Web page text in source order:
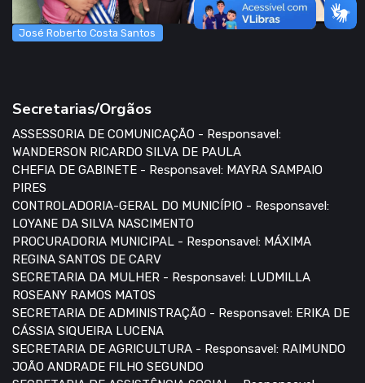
José Roberto Costa Santos
Secretarias/Orgãos
ASSESSORIA DE COMUNICAÇÃO - Responsavel:
WANDERSON RICARDO SILVA DE PAULA
CHEFIA DE GABINETE - Responsavel: MAYRA SAMPAIO
PIRES
CONTROLADORIA-GERAL DO MUNICÍPIO - Responsavel:
LOYANE DA SILVA NASCIMENTO
PROCURADORIA MUNICIPAL - Responsavel: MÁXIMA
REGINA SANTOS DE CARV
SECRETARIA DA MULHER - Responsavel: LUDMILLA
ROSEANY RAMOS MATOS
SECRETARIA DE ADMINISTRAÇÃO - Responsavel: ERIKA DE
CÁSSIA SIQUEIRA LUCENA
SECRETARIA DE AGRICULTURA - Responsavel: RAIMUNDO
JOÃO ANDRADE FILHO SEGUNDO